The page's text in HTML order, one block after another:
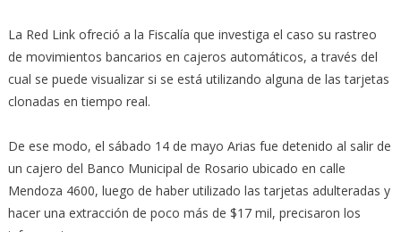
La Red Link ofreció a la Fiscalía que investiga el caso su rastreo
de movimientos bancarios en cajeros automáticos, a través del
cual se puede visualizar si se está utilizando alguna de las tarjetas
clonadas en tiempo real.
De ese modo, el sábado 14 de mayo Arias fue detenido al salir de
un cajero del Banco Municipal de Rosario ubicado en calle
Mendoza 4600, luego de haber utilizado las tarjetas adulteradas y
hacer una extracción de poco más de $17 mil, precisaron los